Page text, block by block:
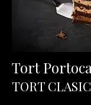
Tort
TORT